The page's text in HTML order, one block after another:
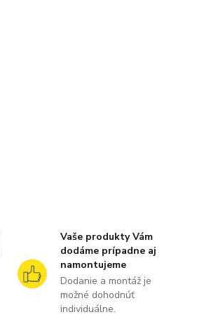
Vaše produkty Vám
dodáme prípadne aj
namontujeme
Dodanie a montáž je
možné dohodnúť
individuálne.